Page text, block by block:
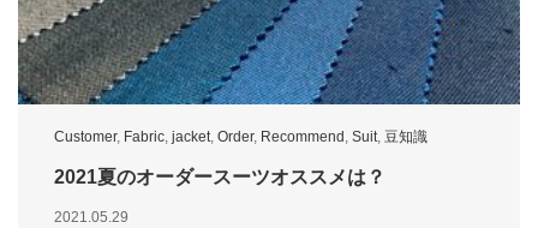
Customer, Fabric, jacket, Order, Recommend , Suit, 豆知識
2021夏のオーダースーツオススメは？
2021.05.29